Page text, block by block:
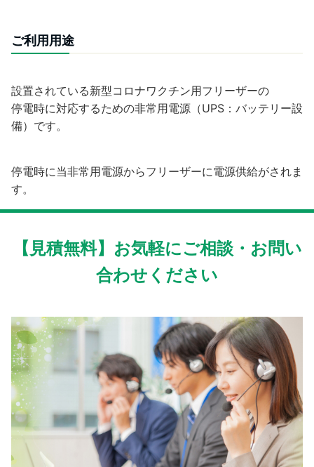
ご利用用途
設置されている新型コロナワクチン用フリーザーの
停電時に対応するための非常用電源（UPS：バッテリー設
備）です。
停電時に当非常用電源からフリーザーに電源供給がされま
す。
【見積無料】お気軽にご相談・お問い
合わせください